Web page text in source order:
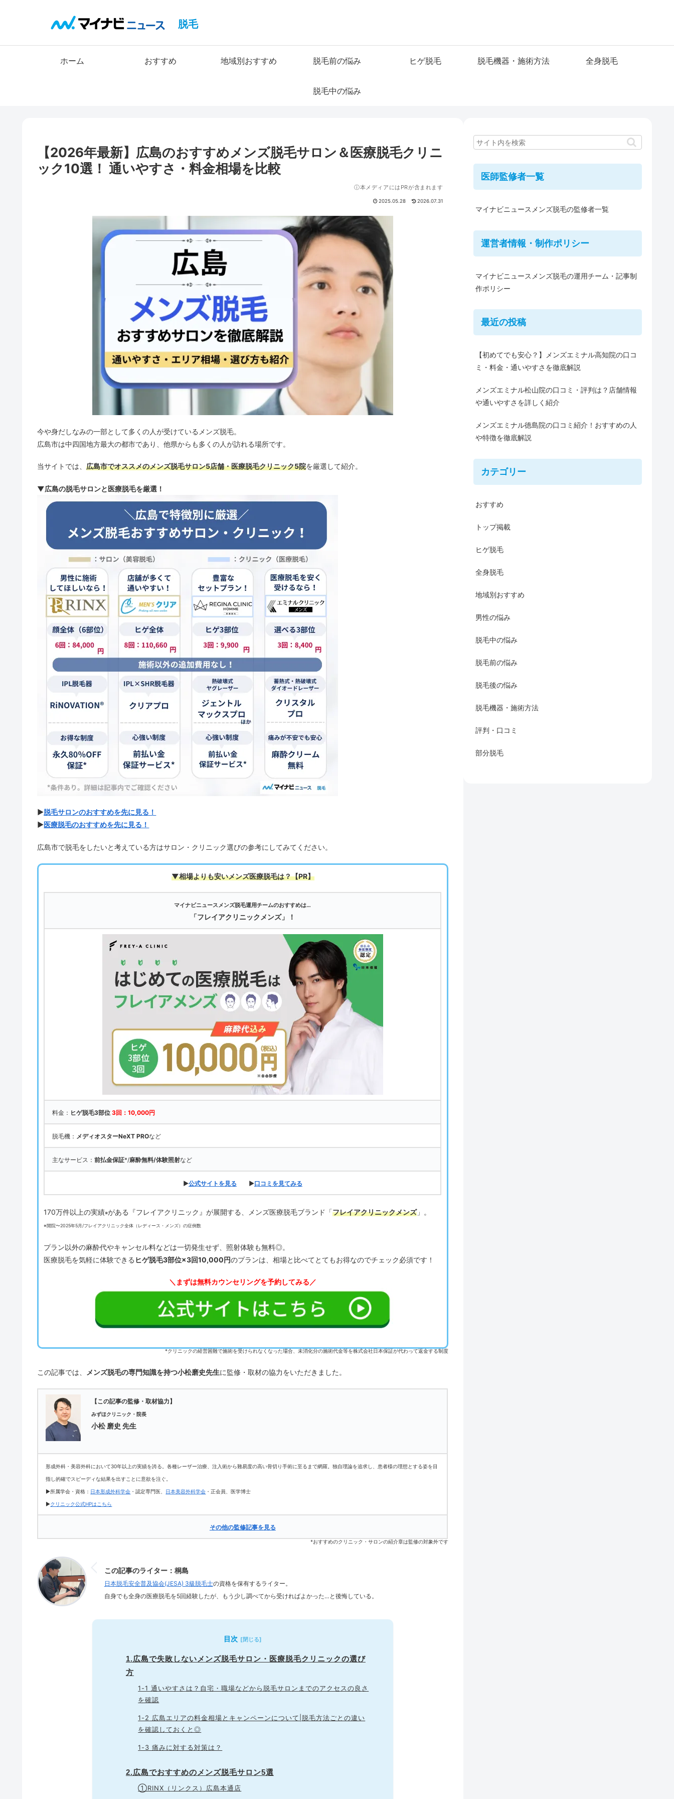
脱毛
ホーム おすすめ 地域別おすすめ 脱毛前の悩み ヒゲ脱毛 脱毛機器・施術方法 全身脱毛
脱毛中の悩み
【2026年最新】広島のおすすめメンズ脱毛サロン＆医療脱毛クリニ
ック10選！ 通いやすさ・料金相場を比較
ⓘ本メディアにはPRが含まれます
2025.05.28 2026.07.31
今や身だしなみの一部として多くの人が受けているメンズ脱毛。
広島市は中四国地方最大の都市であり、他県からも多くの人が訪れる場所です。
当サイトでは、広島市でオススメのメンズ脱毛サロン5店舗・医療脱毛クリニック5院を厳選して紹介。
▼広島の脱毛サロンと医療脱毛を厳選！
▶脱毛サロンのおすすめを先に見る！
▶医療脱毛のおすすめを先に見る！
広島市で脱毛をしたいと考えている方はサロン・クリニック選びの参考にしてみてください。
▼相場よりも安いメンズ医療脱毛は？【PR】
マイナビニュースメンズ脱毛運用チームのおすすめは…
「フレイアクリニックメンズ」！
料金： ヒゲ脱毛3部位3回：10,000円
脱毛機： メディオスターNeXT PROなど
主なサービス：前払金保証*/麻酔無料/体験照射など
▶公式サイトを見る ▶口コミを見てみる
170万件以上の実績※がある『フレイアクリニック』が展開する、メンズ医療脱毛ブランド「フレイアクリニックメンズ」。
※開院〜2025年5月/フレイアクリニック全体（レディース・メンズ）の症例数
プラン以外の麻酔代やキャンセル料などは一切発生せず、照射体験も無料◎。
医療脱毛を気軽に体験できる ヒゲ脱毛3部位×3回10,000円のプランは、相場と比べてとてもお得なのでチェック必須です！
＼まずは無料カウンセリングを予約してみる／
*クリニックの経営困難で施術を受けられなくなった場合、未消化分の施術代金等を株式会社日本保証が代わって返金する制度
この記事では、 メンズ脱毛の専門知識を持つ小松磨史先生に監修・取材の協力をいただきました。
【この記事の監修・取材協力】
みずほクリニック・院長
小松 磨史 先生
形成外科・美容外科において30年以上の実績を誇る。各種レーザー治療、注入術から難易度の高い骨切り手術に至るまで網羅。独自理論を追求し、患者様の理想とする姿を目
指し的確でスピーディな結果を出すことに意欲を注ぐ。
▶所属学会・資格： 日本形成外科学会 ・認定専門医、 日本美容外科学会 ・正会員、医学博士
▶クリニック公式HPはこちら
その他の監修記事を見る
*おすすめのクリニック・サロンの紹介章は監修の対象外です
この記事のライター：桐島
日本脱毛安全普及協会(JESA) 3級脱毛士の資格を保有するライター。
自身でも全身の医療脱毛を5回経験したが、もう少し調べてから受ければよかった…と後悔している。
目次
1.広島で失敗しないメンズ脱毛サロン・医療脱毛クリニックの選び
方
1-1 通いやすさは？自宅・職場などから脱毛サロンまでのアクセスの良さ
を確認
1-2 広島エリアの料金相場とキャンペーンについて|脱毛方法ごとの違い
を確認しておくと◎
1-3 痛みに対する対策は？
2.広島でおすすめのメンズ脱毛サロン5選
①RINX（リンクス）広島本通店
医師監修者一覧
マイナビニュースメンズ脱毛の監修者一覧
運営者情報・制作ポリシー
マイナビニュースメンズ脱毛の運用チーム・記事制
作ポリシー
最近の投稿
【初めてでも安心？】メンズエミナル高知院の口コ
ミ・料金・通いやすさを徹底解説
メンズエミナル松山院の口コミ・評判は？店舗情報
や通いやすさを詳しく紹介
メンズエミナル徳島院の口コミ紹介！おすすめの人
や特徴を徹底解説
カテゴリー
おすすめ
トップ掲載
ヒゲ脱毛
全身脱毛
地域別おすすめ
男性の悩み
脱毛中の悩み
脱毛前の悩み
脱毛後の悩み
脱毛機器・施術方法
評判・口コミ
部分脱毛